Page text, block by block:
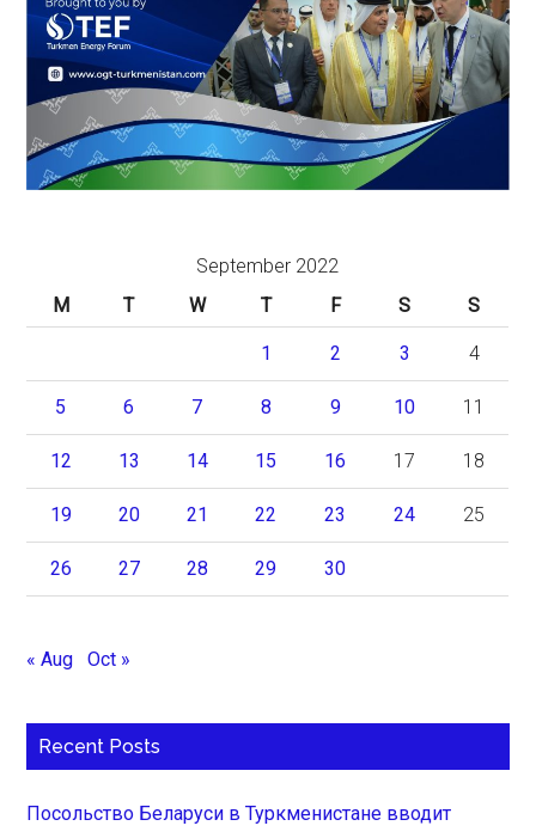
September 2022
M
T W T F S S
1 2 3 4
5 6 7 8 9 10 11
12 13 14 15 16 17 18
19 20 21 22 23 24 25
26 27 28 29 30
« Aug Oct »
Recent Posts
Посольство Беларуси в Туркменистане вводит